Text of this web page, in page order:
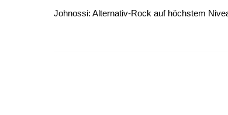
Johnossi: Alternativ-Rock auf höchstem